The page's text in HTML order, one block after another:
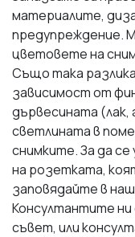
материалите,
предупреждение.
цветовете на
Също така
зависимост от
дървесината (лак,
светлината в
снимките. За да
на розетката,
заповядайте в
Консултантите ни
съвет, или